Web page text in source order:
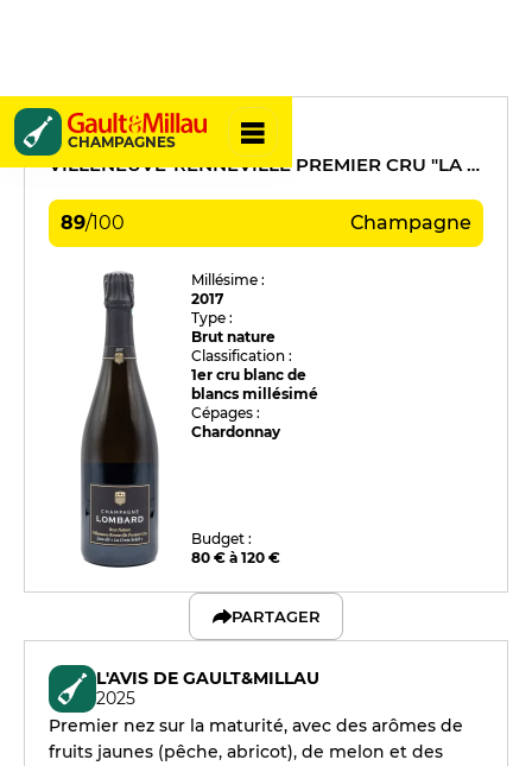
CHAMPAGNES
Lombard
VILLENEUVE-RENNEVILLE PREMIER CRU "LA CROIX SOLEIL"
89/100 Champagne
Millésime :
2017
Type :
Brut nature
Classification :
1er cru blanc de
blancs millésimé
Cépages :
Chardonnay
Budget :
80 € à 120 €
PARTAGER
L'AVIS DE GAULT&MILLAU
2025
Premier nez sur la maturité, avec des arômes de
fruits jaunes (pêche, abricot), de melon et des